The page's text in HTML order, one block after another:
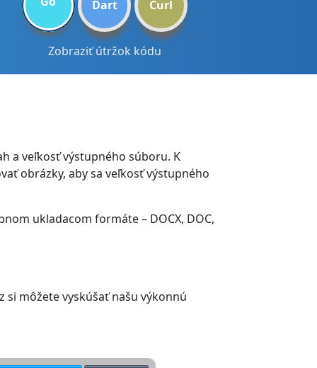
Dart Curl
Zobraziť útržok kódu
a veľkosť výstupného súboru. K
obrázky, aby sa veľkosť výstupného
ukladacom formáte – DOCX, DOC,
si môžete vyskúšať našu výkonnú